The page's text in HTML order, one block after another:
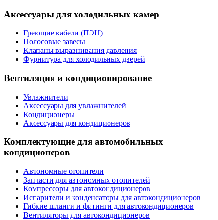
Аксессуары для холодильных камер
Греющие кабели (ПЭН)
Полосовые завесы
Клапаны выравнивания давления
Фурнитура для холодильных дверей
Вентиляция и кондиционирование
Увлажнители
Аксессуары для увлажнителей
Кондиционеры
Аксессуары для кондиционеров
Комплектующие для автомобильных
кондиционеров
Автономные отопители
Запчасти для автономных отопителей
Компрессоры для автокондиционеров
Испарители и конденсаторы для автокондиционеров
Гибкие шланги и фитинги для автокондиционеров
Вентиляторы для автокондиционеров